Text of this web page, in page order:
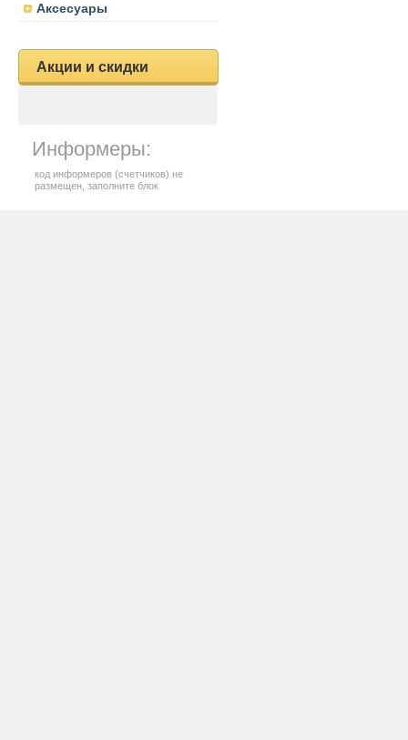
Аксесуары
Акции и скидки
Информеры:
код информеров (счетчиков) не
размещен, заполните блок